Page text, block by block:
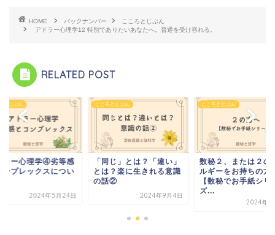
HOME バックナンバー
こころとじぶん
アドラー心理学12 特別でありたいあなたへ。普通を受け容れる。
RELATED POST
とじぶん
じ」とは？「違い」
？楽に生きれる意識
2024年9月4日
こころとじぶん
数秘２、または２のエネ
ルギーをお持ちの方へ。
【数秘でお手紙シリー
こころとじぶん
アドラー心理学④劣
とコンプレックスに
て